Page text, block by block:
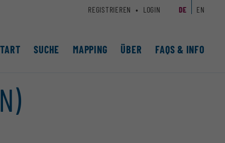
SUCHE MAPPING ÜBER FAQS & INFO
REGISTRIEREN LOGIN DE EN